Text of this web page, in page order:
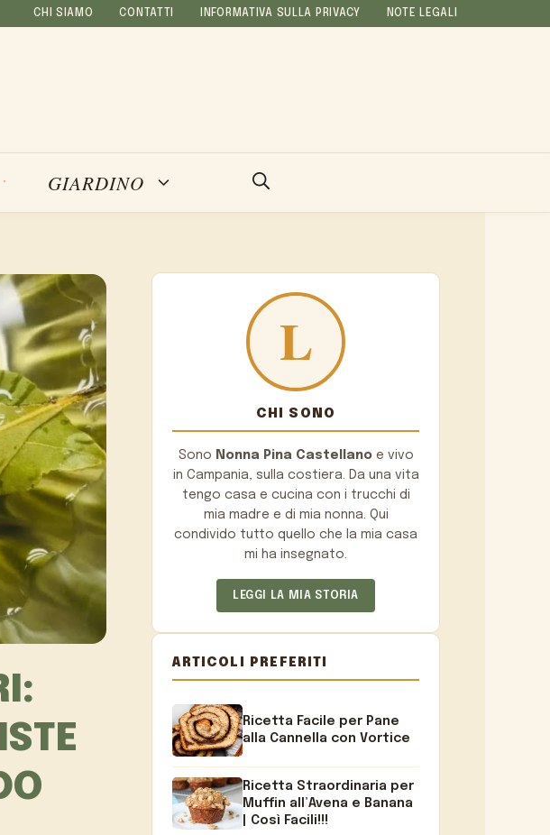
CHI SIAMO CONTATTI INFORMATIVA SULLA PRIVACY NOTE LEGALI
GIARDINO
CHI SONO
Sono Nonna Pina Castellanoe vivo
in Campania, sulla costiera. Da una vita
tengo casa e cucina con i trucchi di
mia madre e di mia nonna. Qui
condivido tutto quello che la mia casa
mi ha insegnato.
LEGGI LA MIA STORIA
ARTICOLI PREFERITI
Ricetta Facile per Pane
alla Cannella con Vortice
Ricetta Straordinaria per
Muffin all’Avena e Banana
| Così Facili!!!